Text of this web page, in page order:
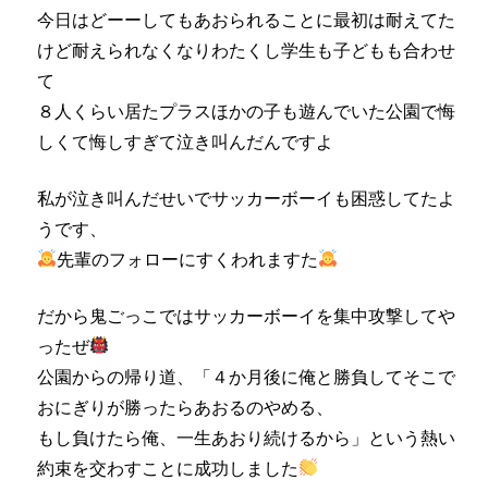
今日はどーーしてもあおられることに最初は耐えてた
けど耐えられなくなりわたくし学生も子どもも合わせ
て
８人くらい居たプラスほかの子も遊んでいた公園で悔
しくて悔しすぎて泣き叫んだんですよ
私が泣き叫んだせいでサッカーボーイも困惑してたよ
うです、
先輩のフォローにすくわれますた
だから鬼ごっこではサッカーボーイを集中攻撃してや
ったぜ
公園からの帰り道、「４か月後に俺と勝負してそこで
おにぎりが勝ったらあおるのやめる、
もし負けたら俺、一生あおり続けるから」という熱い
約束を交わすことに成功しました